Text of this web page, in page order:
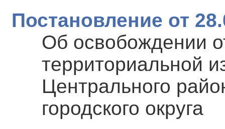
Постановление от
Об освобождении
территориальной
Центрального
городского округа